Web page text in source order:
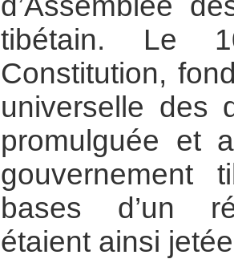
tibétain. Le
Constitution,
universelle des
promulguée et
gouvernement
bases d’un
étaient ainsi